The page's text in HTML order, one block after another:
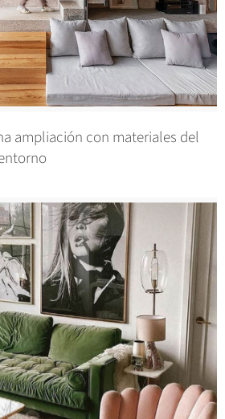
ampliación con materiales del